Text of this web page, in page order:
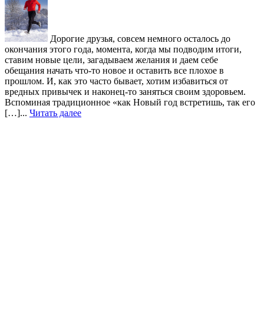
Дорогие друзья, совсем немного осталось до
окончания этого года, момента, когда мы подводим итоги,
ставим новые цели, загадываем желания и даем себе
обещания начать что-то новое и оставить все плохое в
прошлом. И, как это часто бывает, хотим избавиться от
вредных привычек и наконец-то заняться своим здоровьем.
Вспоминая традиционное «как Новый год встретишь, так его
[…]... Читать далее